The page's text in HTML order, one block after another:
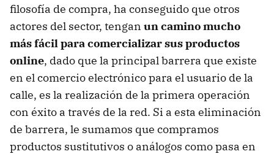
filosofía de compra, ha conseguido que otros
actores del sector, tengan un camino mucho
más fácil para comercializar sus productos
online, dado que la principal barrera que existe
en el comercio electrónico para el usuario de la
calle, es la realización de la primera operación
con éxito a través de la red. Si a esta eliminación
de barrera, le sumamos que compramos
productos sustitutivos o análogos como pasa en